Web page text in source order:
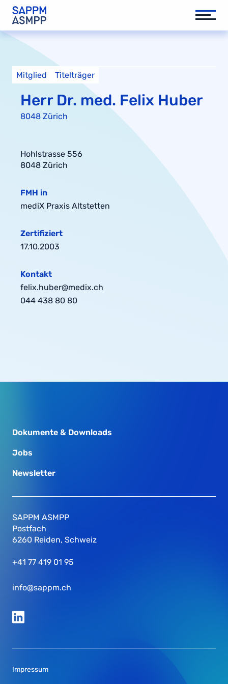
Mitglied Titelträger
Herr Dr. med. Felix Huber
8048 Zürich
Hohlstrasse 556
8048 Zürich
FMH in
mediX Praxis Altstetten
Zertifiziert
17.10.2003
Kontakt
felix.huber@medix.ch
044 438 80 80
Dokumente & Downloads
Jobs
Newsletter
SAPPM ASMPP
Postfach
6260 Reiden, Schweiz
+41 77 419 01 95
info@sappm.ch
Impressum